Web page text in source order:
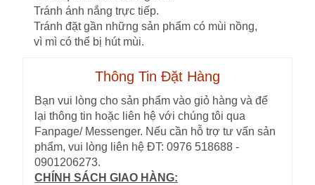
Tránh ánh nắng trực tiếp.
Tránh đặt gần những sản phẩm có mùi nồng,
vì mì có thể bị hút mùi.
Thông Tin Đặt Hàng
Bạn vui lòng cho sản phẩm vào giỏ hàng và để
lại thông tin hoặc liên hệ với chúng tôi qua
Fanpage/ Messenger. Nếu cần hỗ trợ tư vấn sản
phẩm, vui lòng liên hệ ĐT: 0976 518688 -
0901206273.
CHÍNH SÁCH GIAO HÀNG: